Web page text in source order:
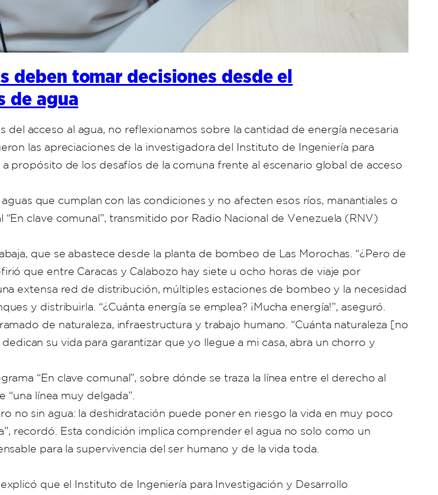
deben tomar decisiones desde el
de agua
del acceso al agua, no reflexionamos sobre la cantidad de energía necesaria
las apreciaciones de la investigadora del Instituto de Ingeniería para
propósito de los desafíos de la comuna frente al escenario global de acceso
que cumplan con las condiciones y no afecten esos ríos, manantiales o
clave comunal”, transmitido por Radio Nacional de Venezuela (RNV)
que se abastece desde la planta de bombeo de Las Morochas. “¿Pero de
que entre Caracas y Calabozo hay siete u ocho horas de viaje por
extensa red de distribución, múltiples estaciones de bombeo y la necesidad
y distribuirla. “¿Cuánta energía se emplea? ¡Mucha energía!”, aseguró.
de naturaleza, infraestructura y trabajo humano. “Cuánta naturaleza [no
su vida para garantizar que yo llegue a mi casa, abra un chorro y
“En clave comunal”, sobre dónde se traza la línea entre el derecho al
línea muy delgada”.
no sin agua: la deshidratación puede poner en riesgo la vida en muy poco
recordó. Esta condición implica comprender el agua no solo como un
para la supervivencia del ser humano y de la vida toda.
que el Instituto de Ingeniería para Investigación y Desarrollo